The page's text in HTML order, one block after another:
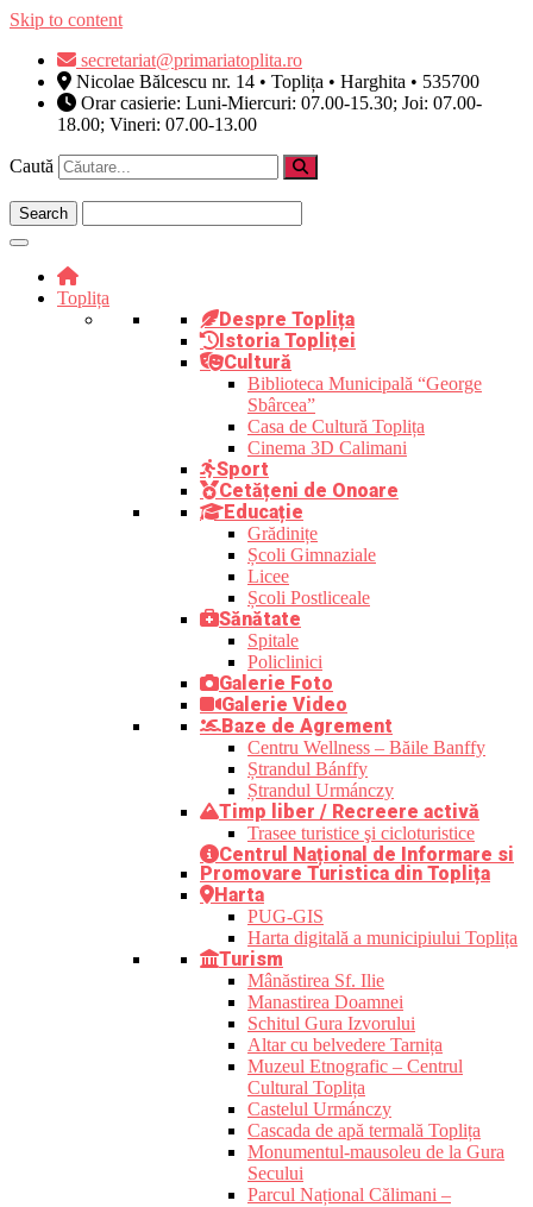
Skip to content
secretariat@primariatoplita.ro
Nicolae Bălcescu nr. 14 • Toplița • Harghita • 535700
Orar casierie: Luni-Miercuri: 07.00-15.30; Joi: 07.00-
18.00; Vineri: 07.00-13.00
Caută
Toplița
Despre Toplița
Istoria Topliței
Cultură
Biblioteca Municipală “George
Sbârcea”
Casa de Cultură Toplița
Cinema 3D Calimani
Sport
Cetățeni de Onoare
Educație
Grădinițe
Școli Gimnaziale
Licee
Școli Postliceale
Sănătate
Spitale
Policlinici
Galerie Foto
Galerie Video
Baze de Agrement
Centru Wellness – Băile Banffy
Ștrandul Bánffy
Ștrandul Urmánczy
Timp liber / Recreere activă
Trasee turistice şi cicloturistice
Centrul Național de Informare si
Promovare Turistica din Toplița
Harta
PUG-GIS
Harta digitală a municipiului Toplița
Turism
Mânăstirea Sf. Ilie
Manastirea Doamnei
Schitul Gura Izvorului
Altar cu belvedere Tarnița
Muzeul Etnografic – Centrul
Cultural Toplița
Castelul Urmánczy
Cascada de apă termală Toplița
Monumentul-mausoleu de la Gura
Secului
Parcul Național Călimani –